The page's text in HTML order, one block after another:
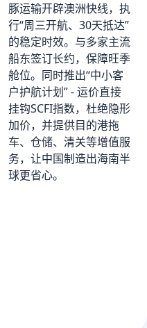
豚运输开辟澳洲快线，执
行“周三开航、30天抵达”
的稳定时效。与多家主流
船东签订长约，保障旺季
舱位。同时推出“中小客
户护航计划” - 运价直接
挂钩SCFI指数，杜绝隐形
加价，并提供目的港拖
车、仓储、清关等增值服
务，让中国制造出海南半
球更省心。